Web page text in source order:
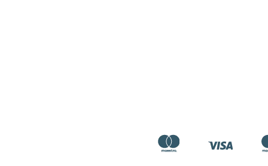
prodotti per
completi di